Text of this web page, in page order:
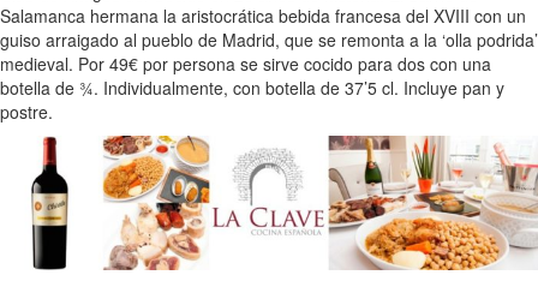
Salamanca hermana la aristocrática bebida francesa del XVIII con un
guiso arraigado al pueblo de Madrid, que se remonta a la ‘olla podrida’
medieval. Por 49€ por persona se sirve cocido para dos con una
botella de ¾. Individualmente, con botella de 37’5 cl. Incluye pan y
postre.